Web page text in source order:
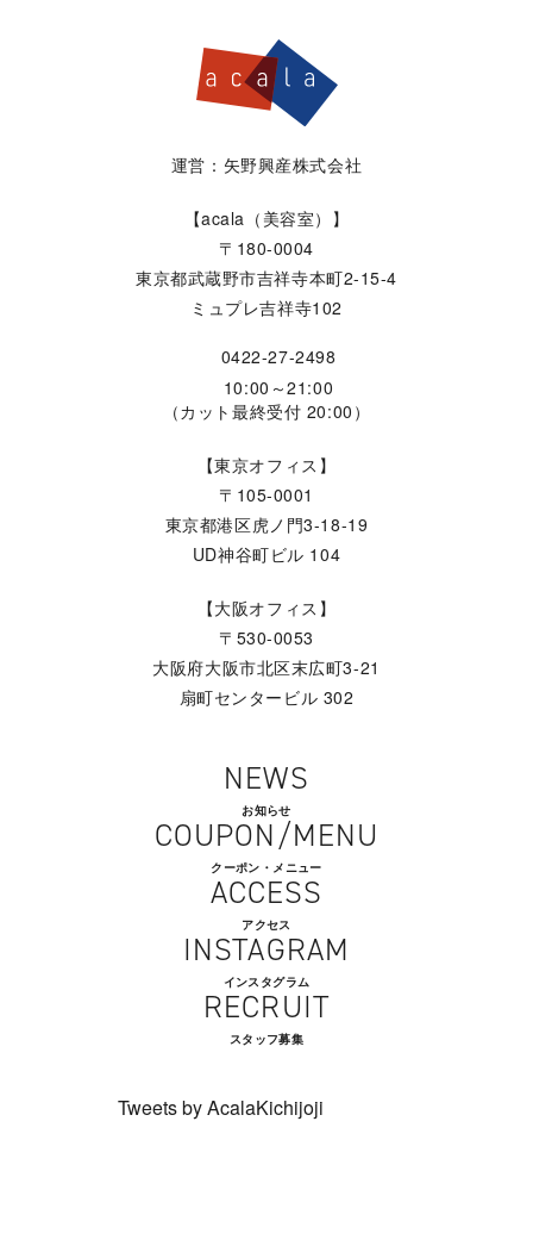
運営：矢野興産株式会社
【acala（美容室）】
〒180-0004
東京都武蔵野市吉祥寺本町2-15-4
ミュプレ吉祥寺102
0422-27-2498
10:00～21:00
（カット最終受付 20:00）
【東京オフィス】
〒105-0001
東京都港区虎ノ門3-18-19
UD神谷町ビル 104
【大阪オフィス】
〒530-0053
大阪府大阪市北区末広町3-21
扇町センタービル 302
Tweets by AcalaKichijoji
NEWS
お知らせ
COUPON/MENU
クーポン・メニュー
ACCESS
アクセス
INSTAGRAM
インスタグラム
RECRUIT
スタッフ募集